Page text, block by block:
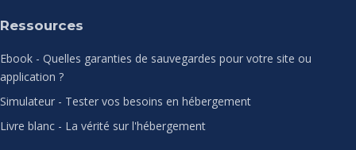
Ressources
Ebook - Quelles garanties de sauvegardes pour votre site ou
application ?
Simulateur - Tester vos besoins en hébergement
Livre blanc - La vérité sur l'hébergement